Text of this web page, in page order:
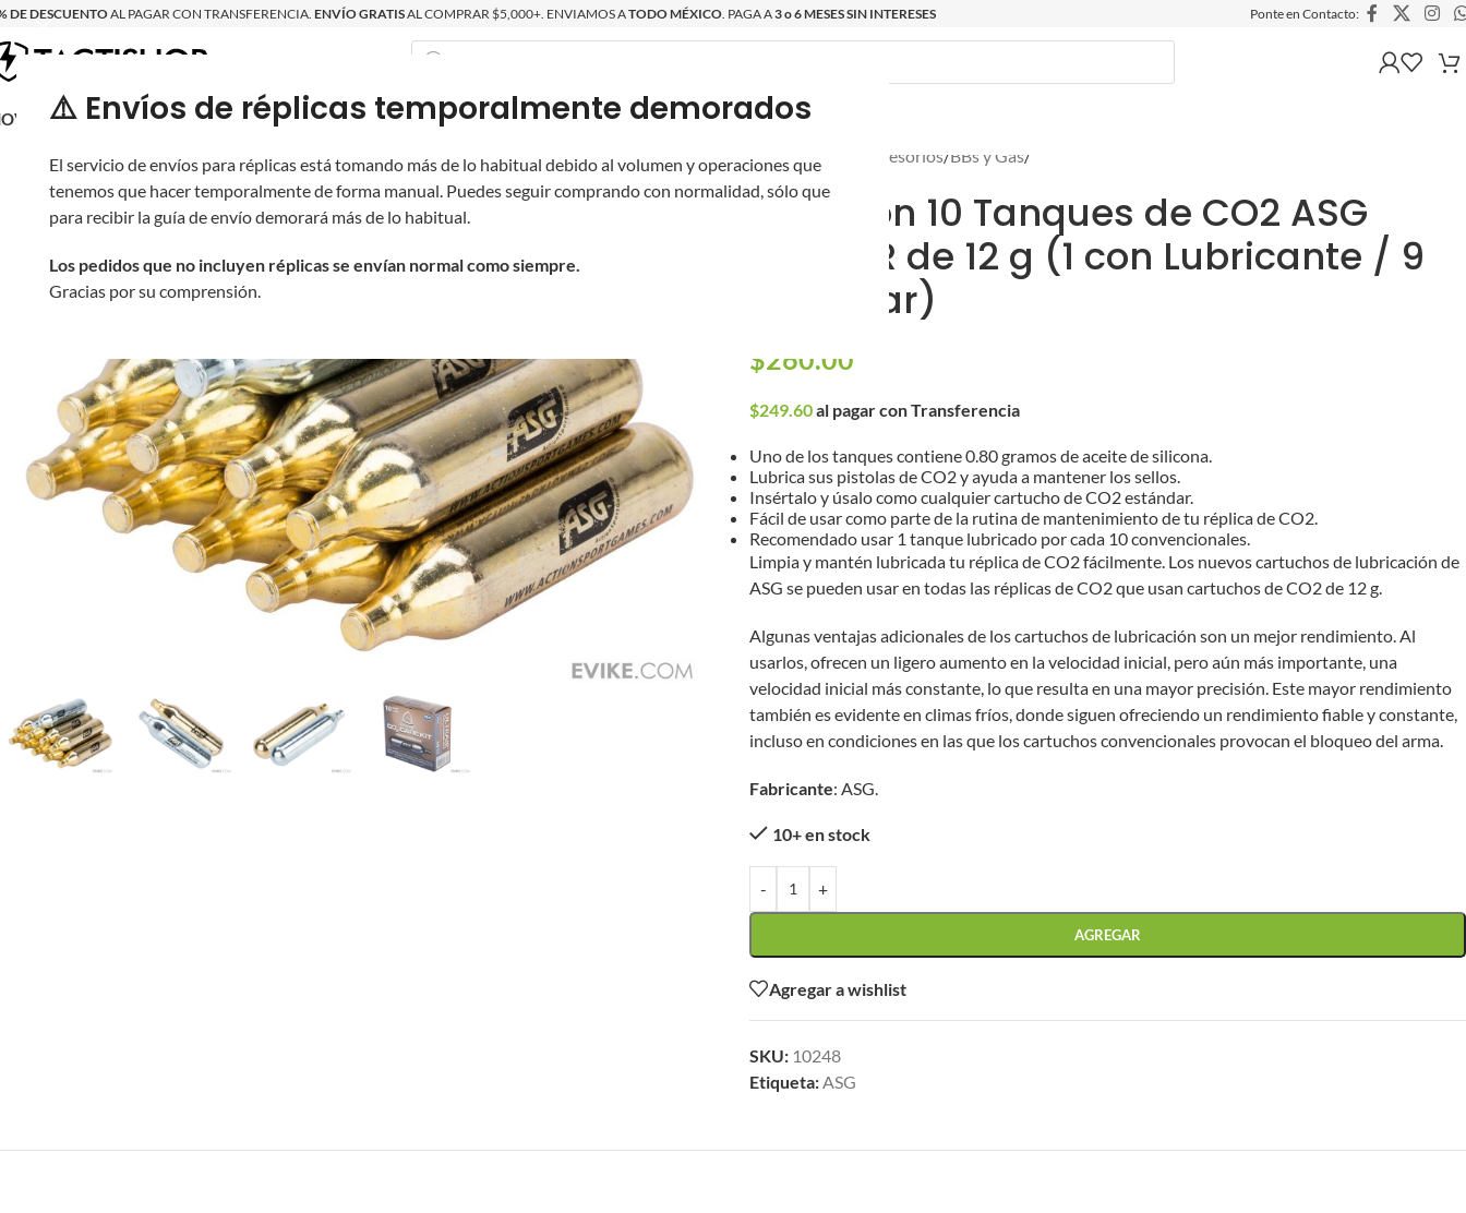
⚠️ Envíos de réplicas temporalmente demorados
El servicio de envíos para réplicas está tomando más de lo habitual debido al volumen y operaciones que
tenemos que hacer temporalmente de forma manual. Puedes seguir comprando con normalidad, sólo que
para recibir la guía de envío demorará más de lo habitual.
Los pedidos que no incluyen réplicas se envían normal como siempre.
Gracias por su comprensión.
DE DESCUENTOAL PAGAR CON TRANSFERENCIA. ENVÍO GRATISAL COMPRAR $5,000+. ENVIAMOS ATODO MÉXICO . PAGA A3 o 6 MESES SIN INTERESES Ponte en Contacto:
RÉPLICASPARTES Y ACCESORIOSEQUIPOPRODUCTOS NUEVOSPROMOCIONES
Inicio Partes y Accesorios/BBs y Gas/
Caja con 10 Tanques de CO2 ASG
ULTRAIR de 12 g (1 con Lubricante / 9
Estándar)
$260.00
$249.60al pagar con Transferencia
Uno de los tanques contiene 0.80 gramos de aceite de silicona.
Lubrica sus pistolas de CO2 y ayuda a mantener los sellos.
Insértalo y úsalo como cualquier cartucho de CO2 estándar.
Fácil de usar como parte de la rutina de mantenimiento de tu réplica de CO2.
Recomendado usar 1 tanque lubricado por cada 10 convencionales.
Limpia y mantén lubricada tu réplica de CO2 fácilmente. Los nuevos cartuchos de lubricación de
ASG se pueden usar en todas las réplicas de CO2 que usan cartuchos de CO2 de 12 g.
Algunas ventajas adicionales de los cartuchos de lubricación son un mejor rendimiento. Al
usarlos, ofrecen un ligero aumento en la velocidad inicial, pero aún más importante, una
velocidad inicial más constante, lo que resulta en una mayor precisión. Este mayor rendimiento
también es evidente en climas fríos, donde siguen ofreciendo un rendimiento fiable y constante,
incluso en condiciones en las que los cartuchos convencionales provocan el bloqueo del arma.
Fabricante: ASG.
10+ en stock
- +
AGREGAR
Agregar a wishlist
SKU: 10248
Etiqueta:ASG